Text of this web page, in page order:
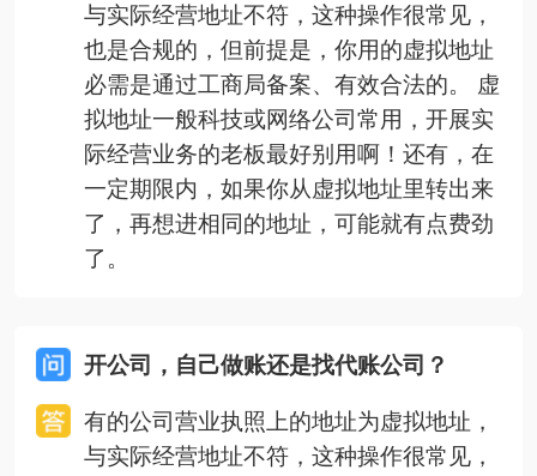
与实际经营地址不符，这种操作很常见，
也是合规的，但前提是，你用的虚拟地址
必需是通过工商局备案、有效合法的。 虚
拟地址一般科技或网络公司常用，开展实
际经营业务的老板最好别用啊！还有，在
一定期限内，如果你从虚拟地址里转出来
了，再想进相同的地址，可能就有点费劲
了。
开公司，自己做账还是找代账公司？
有的公司营业执照上的地址为虚拟地址，
与实际经营地址不符，这种操作很常见，